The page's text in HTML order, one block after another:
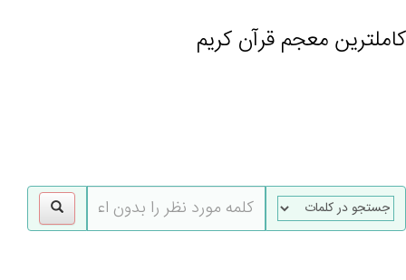
کاملترین معجم قرآن کریم